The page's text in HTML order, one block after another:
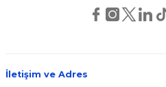
İletişim ve Adres